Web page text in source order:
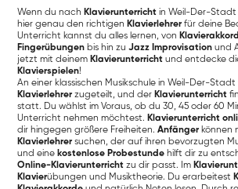
Wenn du nach Klavierunterricht in Weil-Der-Stadt
hier genau den richtigen Klavierlehrer für deine
Unterricht kannst du alles lernen, von
Fingerübungen bis hin zuJazz Improvisation und
jetzt mit deinem Klavierunterricht und entdecke
Klavierspielen!
An einer klassischen Musikschule in Weil-Der-
Klavierlehrer zugeteilt, und der Klavierunterricht
statt. Du wählst im Voraus, ob du 30, 45 oder 60
Unterricht nehmen möchtest. Klavierunterricht
dir hingegen größere Freiheiten.Anfänger können
Klavierlehrer suchen, der auf ihren bevorzugten
und eine kostenlose Probestunde hilft dir zu
Online-Klavierunterricht zu dir passt. Im
Klavierübungen und Musiktheorie. Du erarbeitest